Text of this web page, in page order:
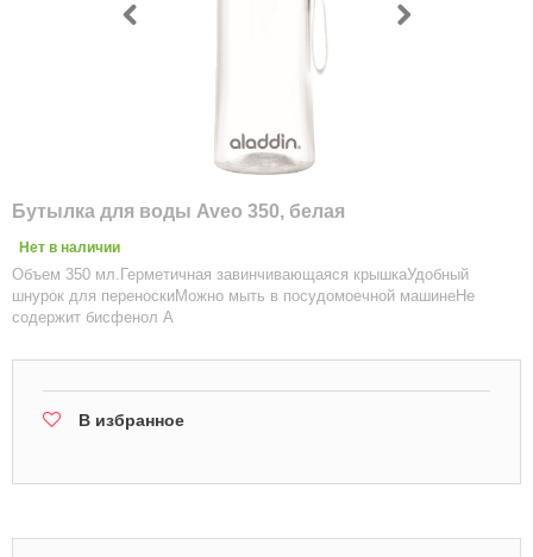
Бутылка для воды Aveo 350, белая
Нет в наличии
Объем 350 мл.Герметичная завинчивающаяся крышкаУдобный
шнурок для переноскиМожно мыть в посудомоечной машинеНе
содержит бисфенол А
В избранное